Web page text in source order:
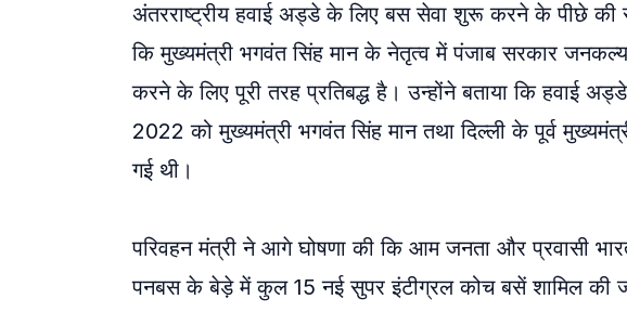
अंतरराष्ट्रीय हवाई अड्डे के लिए बस सेवा शुरू करने के पीछे की
कि मुख्यमंत्री भगवंत सिंह मान के नेतृत्व में पंजाब सरकार
करने के लिए पूरी तरह प्रतिबद्ध है। उन्होंने बताया कि
2022 को मुख्यमंत्री भगवंत सिंह मान तथा दिल्ली के पूर्व
गई थी।
परिवहन मंत्री ने आगे घोषणा की कि आम जनता और प्रवासी
पनबस के बेड़े में कुल 15 नई सुपर इंटीग्रल कोच बसें शामिल की